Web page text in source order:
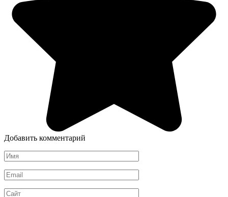
Добавить комментарий
Имя
*
Email
*
Сайт